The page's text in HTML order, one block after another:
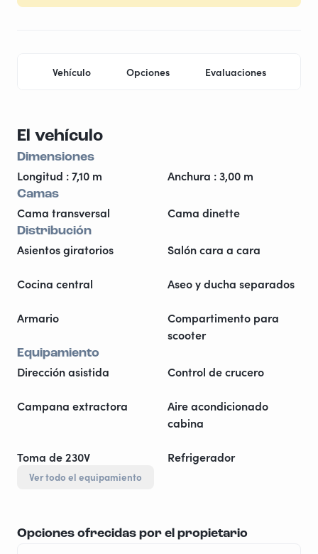
Vehículo Opciones Evaluaciones
El vehículo
Dimensiones
Longitud : 7,10 m Anchura : 3,00 m
Camas
Cama transversal Cama dinette
Distribución
Asientos giratorios Salón cara a cara
Cocina central Aseo y ducha separados
Armario
Compartimento para
scooter
Equipamiento
Dirección asistida Control de crucero
Campana extractora
Aire acondicionado
cabina
Toma de 230V Refrigerador
Ver todo el equipamiento
Opciones ofrecidas por el propietario